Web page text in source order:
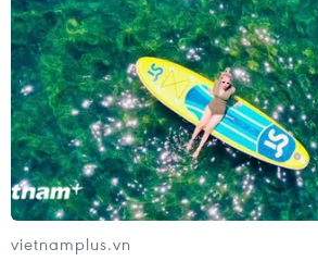
Hà Nội: Thu hồi đất để xây
khu cây xanh, bãi đỗ xe
19/07/2022 14:43
Huyện Đông Anh sẽ tiến hành cưỡng
7.628m2 đất tại khu vực ao số 3
Chung để thực hiện dự án hạ tầng
xe kết hợp sinh hoạt văn hóa cộng
vietnamplus.vn